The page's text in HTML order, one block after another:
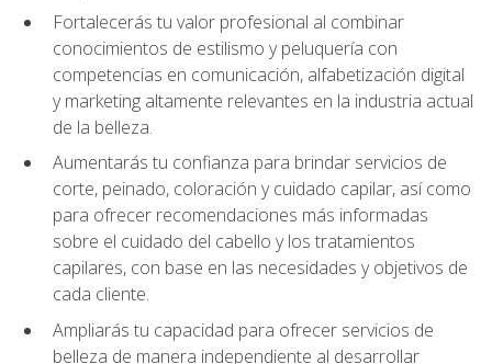
Fortalecerás tu valor profesional al combinar
conocimientos de estilismo y peluquería con
competencias en comunicación, alfabetización digital
y marketing altamente relevantes en la industria actual
de la belleza.
Aumentarás tu confianza para brindar servicios de
corte, peinado, coloración y cuidado capilar, así como
para ofrecer recomendaciones más informadas
sobre el cuidado del cabello y los tratamientos
capilares, con base en las necesidades y objetivos de
cada cliente.
Ampliarás tu capacidad para ofrecer servicios de
belleza de manera independiente al desarrollar